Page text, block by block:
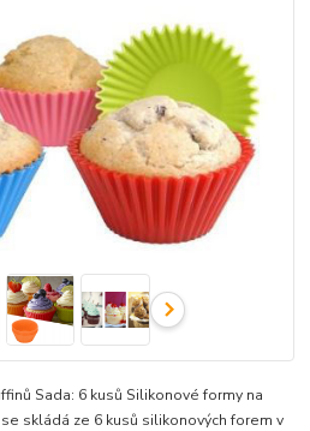
Sada: 6 kusů Silikonové formy na
skládá ze 6 kusů silikonových forem v